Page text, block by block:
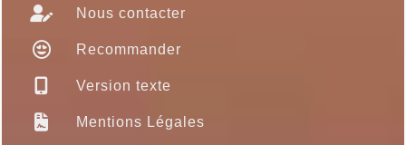
Nous contacter
Recommander
Version texte
Mentions Légales